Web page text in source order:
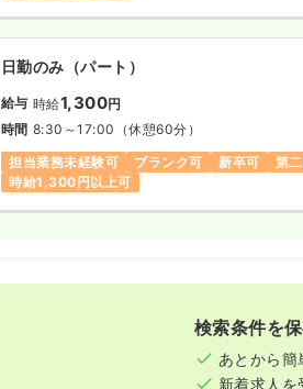
日勤のみ（パート）
給与 時給1,300円
時間 8:30～17:00 （休憩60分）
担当業務未経験可
ブランク可 新卒可
第
時給1,300円以上可
検索条件を
あとから簡
新着求人を